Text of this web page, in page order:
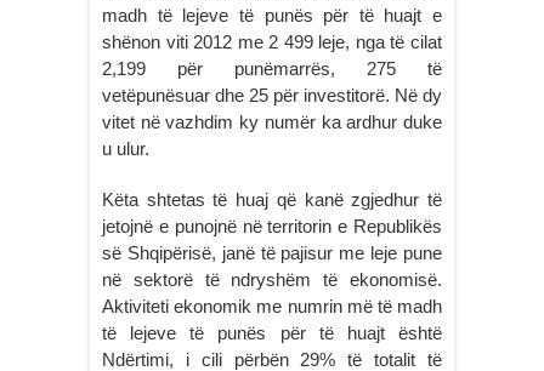
madh të lejeve të punës për të huajt e
shënon viti 2012 me 2 499 leje, nga të cilat
2,199 për punëmarrës, 275 të
vetëpunësuar dhe 25 për investitorë. Në dy
vitet në vazhdim ky numër ka ardhur duke
u ulur.
Këta shtetas të huaj që kanë zgjedhur të
jetojnë e punojnë në territorin e Republikës
së Shqipërisë, janë të pajisur me leje pune
në sektorë të ndryshëm të ekonomisë.
Aktiviteti ekonomik me numrin më të madh
të lejeve të punës për të huajt është
Ndërtimi, i cili përbën 29% të totalit të